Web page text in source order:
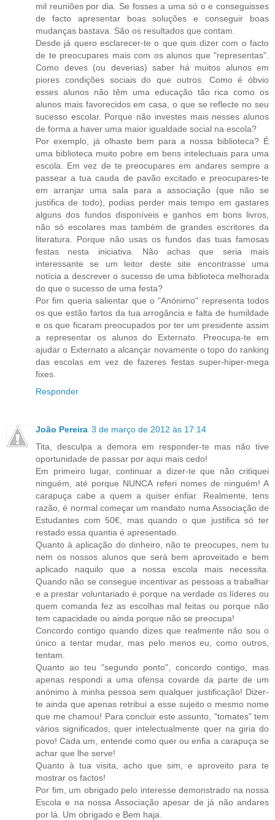
mil reuniões por dia. Se fosses a uma só o e conseguisses
de facto apresentar boas soluções e conseguir boas
mudanças bastava. São os resultados que contam.
Desde já quero esclarecer-te o que quis dizer com o facto
de te preocupares mais com os alunos que "representas".
Como deves (ou deverias) saber há muitos alunos em
piores condições sociais do que outros. Como é óbvio
esses alunos não têm uma educação tão rica como os
alunos mais favorecidos em casa, o que se reflecte no seu
sucesso escolar. Porque não investes mais nesses alunos
de forma a haver uma maior igualdade social na escola?
Por exemplo, já olhaste bem para a nossa biblioteca? É
uma biblioteca muito pobre em bens intelectuais para uma
escola. Em vez de te preocupares em andares sempre a
passear a tua cauda de pavão excitado e preocupares-te
em arranjar uma sala para a associação (que não se
justifica de todo), podias perder mais tempo em gastares
alguns dos fundos disponíveis e ganhos em bons livros,
não só escolares mas também de grandes escritores da
literatura. Porque não usas os fundos das tuas famosas
festas nesta iniciativa. Não achas que seria mais
interessante se um leitor deste site encontrasse uma
notícia a descrever o sucesso de uma biblioteca melhorada
do que o sucesso de uma festa?
Por fim queria salientar que o "Anónimo" representa todos
os que estão fartos da tua arrogância e falta de humildade
e os que ficaram preocupados por ter um presidente assim
a representar os alunos do Externato. Preocupa-te em
ajudar o Externato a alcançar novamente o topo do ranking
das escolas em vez de fazeres festas super-hiper-mega
fixes.
Responder
João Pereira 3 de março de 2012 às 17:14
Tita, desculpa a demora em responder-te mas não tive
oportunidade de passar por aqui mais cedo!
Em primeiro lugar, continuar a dizer-te que não critiquei
ninguém, até porque NUNCA referi nomes de ninguém! A
carapuça cabe a quem a quiser enfiar. Realmente, tens
razão, é normal começar um mandato numa Associação de
Estudantes com 50€, mas quando o que justifica só ter
restado essa quantia é apresentado.
Quanto à aplicação do dinheiro, não te preocupes, nem tu
nem os nossos alunos que será bem aproveitado e bem
aplicado naquilo que a nossa escola mais necessita.
Quando não se consegue incentivar as pessoas a trabalhar
e a prestar voluntariado é porque na verdade os líderes ou
quem comanda fez as escolhas mal feitas ou porque não
tem capacidade ou ainda porque não se preocupa!
Concordo contigo quando dizes que realmente não sou o
único a tentar mudar, mas pelo menos eu, como outros,
tentam.
Quanto ao teu "segundo ponto", concordo contigo, mas
apenas respondi a uma ofensa covarde da parte de um
anónimo à minha pessoa sem qualquer justificação! Dizer-
te ainda que apenas retribui a esse sujeito o mesmo nome
que me chamou! Para concluir este assunto, "tomates" tem
vários significados, quer intelectualmente quer na giria do
povo! Cada um, entende como quer ou enfia a carapuça se
achar que lhe serve!
Quanto à tua visita, acho que sim, e aproveito para te
mostrar os factos!
Por fim, um obrigado pelo interesse demonstrado na nossa
Escola e na nossa Associação apesar de já não andares
por lá. Um obrigado e Bem haja.